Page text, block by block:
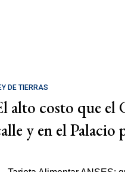
DE TIERRAS
alto costo que el
y en el Palacio